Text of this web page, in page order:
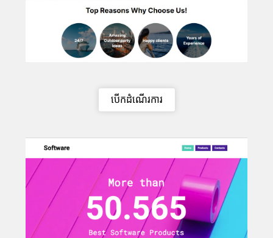
បើកដំណើរការ